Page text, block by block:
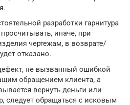
разработки гарнитура
иначе, при
чертежам, в возврате/
отказано.
не вызванный ошибкой
обращением клиента, а
вернуть деньги или
следует обращаться с исковым